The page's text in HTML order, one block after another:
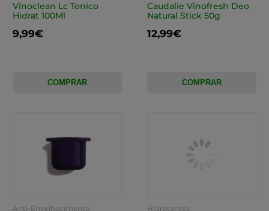
Vinoclean Lc Tonico
Hidrat 100Ml
9,99€
COMPRAR
Caudalie Vinofresh Deo
Natural Stick 50g
12,99€
COMPRAR
Anti-Envelhecimento Hidratantes